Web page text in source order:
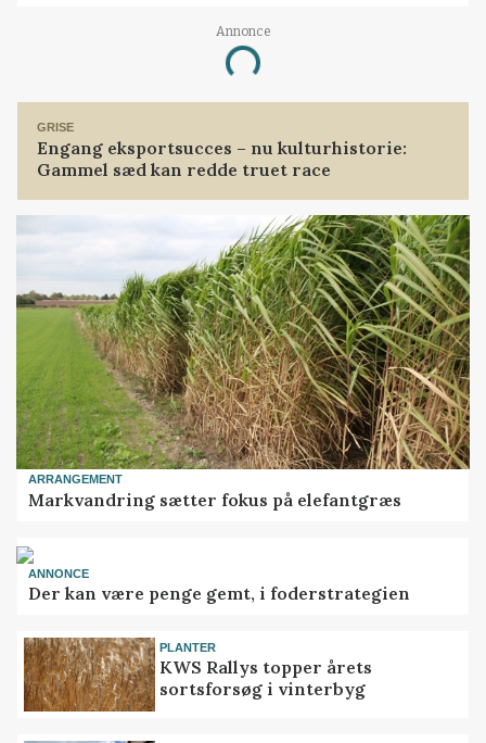
Annonce
Loading...
GRISE
Engang eksportsucces – nu kulturhistorie:
Gammel sæd kan redde truet race
ARRANGEMENT
Markvandring sætter fokus på elefantgræs
ANNONCE
Der kan være penge gemt, i foderstrategien
PLANTER
KWS Rallys topper årets
sortsforsøg i vinterbyg